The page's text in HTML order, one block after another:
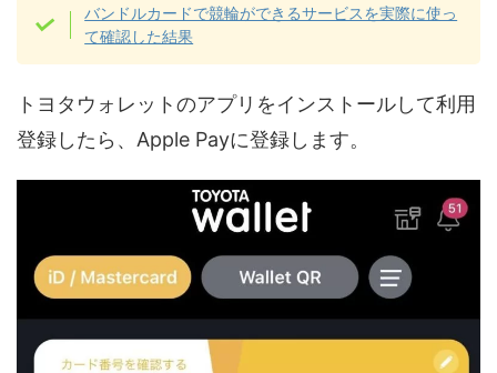
バンドルカードで競輪ができるサービスを実際に使っ
て確認した結果
トヨタウォレットのアプリをインストールして利用
登録したら、Apple Payに登録します。